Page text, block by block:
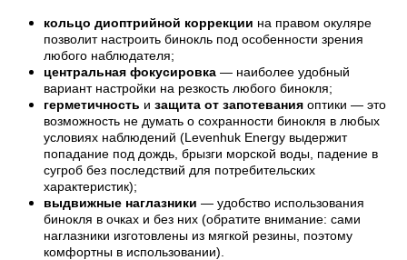
кольцо диоптрийной коррекции на правом окуляре
позволит настроить бинокль под особенности зрения
любого наблюдателя;
центральная фокусировка — наиболее удобный
вариант настройки на резкость любого бинокля;
герметичность и защита от запотевания оптики — это
возможность не думать о сохранности бинокля в любых
условиях наблюдений (Levenhuk Energy выдержит
попадание под дождь, брызги морской воды, падение в
сугроб без последствий для потребительских
характеристик);
выдвижные наглазники — удобство использования
бинокля в очках и без них (обратите внимание: сами
наглазники изготовлены из мягкой резины, поэтому
комфортны в использовании).